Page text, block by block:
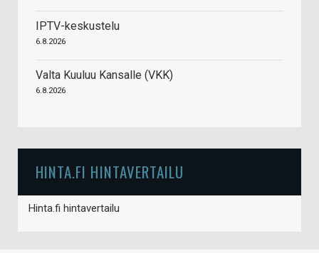
IPTV-keskustelu
6.8.2026
Valta Kuuluu Kansalle (VKK)
6.8.2026
HINTA.FI HINTAVERTAILU
Hinta.fi hintavertailu